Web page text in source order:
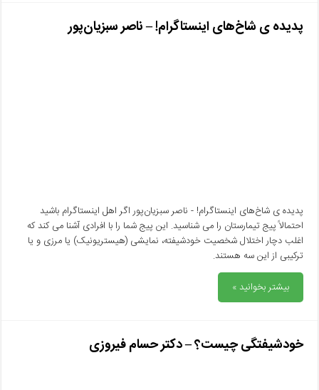
پدیده ی شاخ‌های اینستاگرام! – ناصر سبزیان‌پور
پدیده ی شاخ‌های اینستاگرام! - ناصر سبزیان‌پور اگر اهل اینستاگرام باشید
احتمالاً پیج تیمارستان را می شناسید. این پیج شما را با افرادی آشنا می کند که
اغلب دچار اختلال شخصیت خودشیفته، نمایشی (هیستریونیک) یا مرزی و یا
ترکیبی از این سه هستند.
بیشتر بخوانید »
خودشیفتگی چیست؟ – دکتر حسام فیروزی